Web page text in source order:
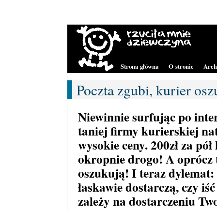
Strona główna O stronie
Poczta zgubi, kurier
Niewinnie surfując po
taniej firmy kurierskiej
wysokie ceny. 200zł za
okropnie drogo! A oprócz
oszukują! I teraz dylemat:
łaskawie dostarczą, czy
zależy na dostarczeniu